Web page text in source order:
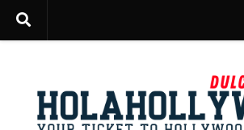
Skip to content